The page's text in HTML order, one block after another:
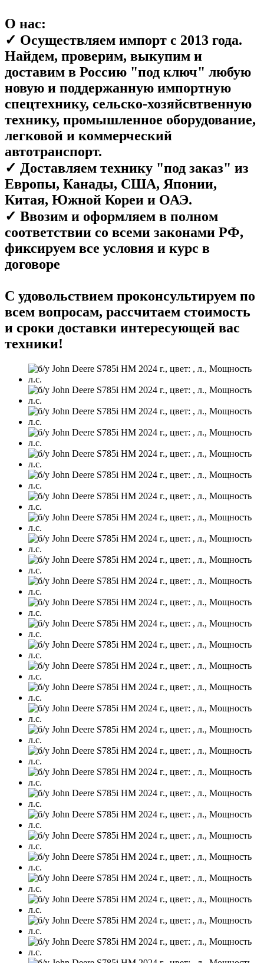
О нас:
✓ Осуществляем импорт с 2013 года.
Найдем, проверим, выкупим и
доставим в Россию "под ключ" любую
новую и поддержанную импортную
спецтехнику, сельско-хозяйсвтвенную
технику, промышленное оборудование,
легковой и коммерческий
автотранспорт.
✓ Доставляем технику "под заказ" из
Европы, Канады, США, Японии,
Китая, Южной Кореи и ОАЭ.
✓ Ввозим и оформляем в полном
соответствии со всеми законами РФ,
фиксируем все условия и курс в
договоре
С удовольствием проконсультируем по
всем вопросам, рассчитаем стоимость
и сроки доставки интересующей вас
техники!